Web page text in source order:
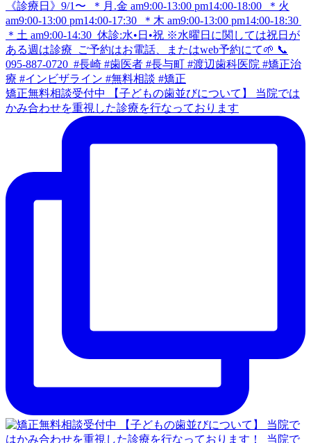
矯正無料相談受付中 【子どもの歯並びについて】 当院では
かみ合わせを重視した診療を行なっております